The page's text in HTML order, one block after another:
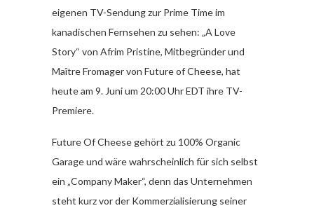
eigenen TV-Sendung zur Prime Time im
kanadischen Fernsehen zu sehen: „A Love
Story“ von Afrim Pristine, Mitbegründer und
Maître Fromager von Future of Cheese, hat
heute am 9. Juni um 20:00 Uhr EDT ihre TV-
Premiere.
Future Of Cheese gehört zu 100% Organic
Garage und wäre wahrscheinlich für sich selbst
ein „Company Maker“, denn das Unternehmen
steht kurz vor der Kommerzialisierung seiner